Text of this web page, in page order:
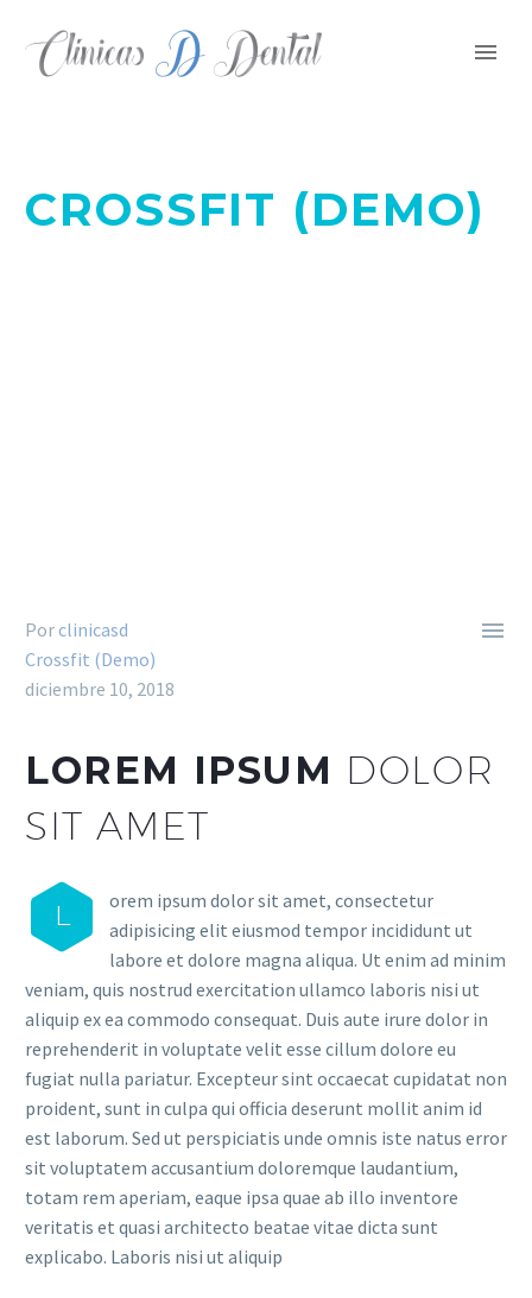
CROSSFIT (DEMO)

Porclinicasd
Crossfit (Demo)
diciembre 10, 2018
LOREM IPSUM DOLOR
SIT AMET
L
orem ipsum dolor sit amet, consectetur
adipisicing elit eiusmod tempor incididunt ut
labore et dolore magna aliqua. Ut enim ad minim
veniam, quis nostrud exercitation ullamco laboris nisi ut
aliquip ex ea commodo consequat. Duis aute irure dolor in
reprehenderit in voluptate velit esse cillum dolore eu
fugiat nulla pariatur. Excepteur sint occaecat cupidatat non
proident, sunt in culpa qui officia deserunt mollit anim id
est laborum. Sed ut perspiciatis unde omnis iste natus error
sit voluptatem accusantium doloremque laudantium,
totam rem aperiam, eaque ipsa quae ab illo inventore
veritatis et quasi architecto beatae vitae dicta sunt
explicabo. Laboris nisi ut aliquip